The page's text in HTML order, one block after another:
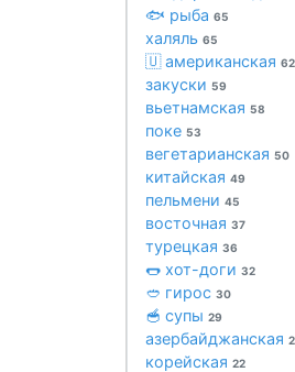
🐟 рыба 65
халяль 65
🇺 американская 62
закуски 59
вьетнамская 58
поке 53
вегетарианская 50
китайская 49
пельмени 45
восточная 37
турецкая 36
🌭 хот-доги 32
🥙 гирос 30
🥣 супы 29
азербайджанская
корейская 22